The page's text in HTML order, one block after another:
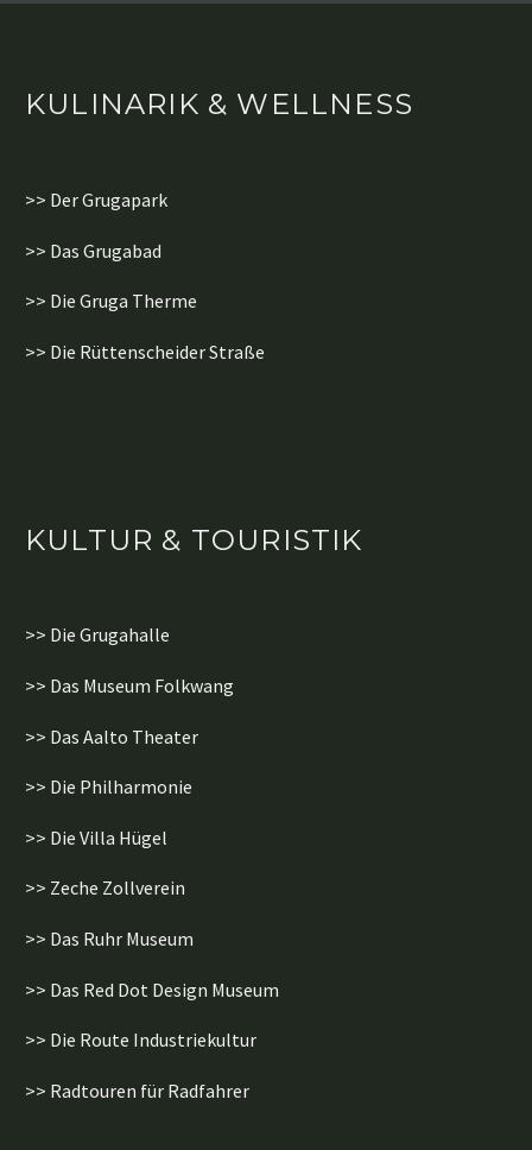
KULINARIK & WELLNESS
>> Der Grugapark
>> Das Grugabad
>> Die Gruga Therme
>> Die Rüttenscheider Straße
KULTUR & TOURISTIK
>> Die Grugahalle
>> Das Museum Folkwang
>> Das Aalto Theater
>> Die Philharmonie
>> Die Villa Hügel
>> Zeche Zollverein
>> Das Ruhr Museum
>> Das Red Dot Design Museum
>> Die Route Industriekultur
>> Radtouren für Radfahrer